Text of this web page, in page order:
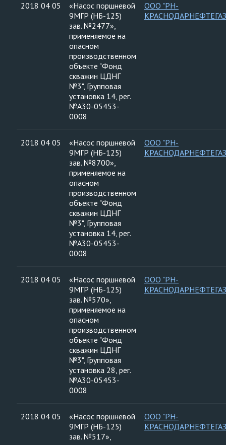
2018 04 05
«Насос поршневой
9МГР (НБ-125)
зав. №2477»,
применяемое на
опасном
производственном
объекте "Фонд
скважин ЦДНГ
№3", Групповая
установка 14, рег.
№А30-05453-
0008
ООО "РН-
2018 04 05
«Насос поршневой
9МГР (НБ-125)
зав. №8700»,
применяемое на
опасном
производственном
объекте "Фонд
скважин ЦДНГ
№3", Групповая
установка 14, рег.
№А30-05453-
0008
ООО "РН-
2018 04 05
«Насос поршневой
9МГР (НБ-125)
зав. №570»,
применяемое на
опасном
производственном
объекте "Фонд
скважин ЦДНГ
№3", Групповая
установка 28, рег.
№А30-05453-
0008
ООО "РН-
2018 04 05
«Насос поршневой
9МГР (НБ-125)
зав. №517»,
ООО "РН-